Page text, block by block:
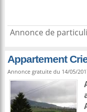
Annonce de
Appartement
Annonce gratuite du 14/05/